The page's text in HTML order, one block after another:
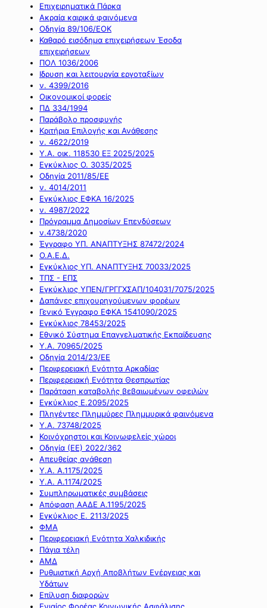
Επιχειρηματικά Πάρκα
Ακραία καιρικά φαινόμενα
Οδηγία 89/106/ΕΟΚ
Καθαρό εισόδημα επιχειρήσεων Έσοδα
επιχειρήσεων
ΠΟΛ 1036/2006
Ιδρυση και λειτουργία εργοταξίων
ν. 4399/2016
Οικονομικοί φορείς
ΠΔ 334/1994
Παράβολο προσφυγής
Κριτήρια Επιλογής και Ανάθεσης
ν. 4622/2019
Υ.Α. οικ. 118530 ΕΞ 2025/2025
Εγκύκλιος Ο. 3035/2025
Οδηγία 2011/85/ΕΕ
ν. 4014/2011
Εγκύκλιος ΕΦΚΑ 16/2025
ν. 4987/2022
Πρόγραμμα Δημοσίων Επενδύσεων
ν.4738/2020
Έγγραφο ΥΠ. ΑΝΑΠΤΥΞΗΣ 87472/2024
Ο.Α.Ε.Δ.
Εγκύκλιος ΥΠ. ΑΝΑΠΤΥΞΗΣ 70033/2025
ΤΠΣ - ΕΠΣ
Εγκύκλιος ΥΠΕΝ/ΓΡΓΓΧΣΑΠ/104031/7075/2025
Δαπάνες επιχουρηγούμενων φορέων
Γενικό Έγγραφο ΕΦΚΑ 1541090/2025
Εγκύκλιος 78453/2025
Εθνικό Σύστημα Επαγγελματικής Εκπαίδευσης
Υ.Α. 70965/2025
Οδηγία 2014/23/ΕΕ
Περιφερειακή Ενότητα Αρκαδίας
Περιφερειακή Ενότητα Θεσπρωτίας
Παράταση καταβολής βεβαιωμένων οφειλών
Εγκύκλιος Ε.2095/2025
Πληγέντες Πλημμύρες Πλημμυρικά φαινόμενα
Υ.Α. 73748/2025
Κοινόχρηστοι και Κοινωφελείς χώροι
Οδηγία (ΕΕ) 2022/362
Απευθείας ανάθεση
Υ.Α. Α.1175/2025
Υ.Α. Α.1174/2025
Συμπληρωματικές συμβάσεις
Απόφαση ΑΑΔΕ Α.1195/2025
Εγκύκλιος Ε. 2113/2025
ΦΜΑ
Περιφερειακή Ενότητα Χαλκιδικής
Πάγια τέλη
ΑΜΔ
Ρυθμιστική Αρχή Αποβλήτων Ενέργειας και
Υδάτων
Επίλυση διαφορών